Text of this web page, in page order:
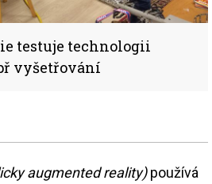
testuje technologii
vyšetřování
augmented reality)používá